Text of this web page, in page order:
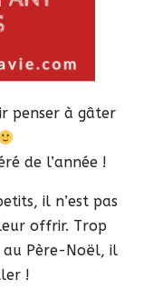
penser à gâter
de l’année !
il n’est pas
offrir. Trop
Père-Noël, il
!